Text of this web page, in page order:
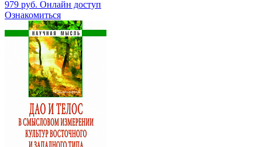
979 руб. Онлайн доступ
Ознакомиться